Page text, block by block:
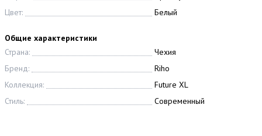
Цвет:
Белый
Общие характеристики
Страна:
Чехия
Бренд:
Riho
Коллекция:
Future XL
Стиль:
Современный